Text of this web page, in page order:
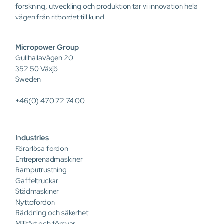
forskning, utveckling och produktion tar vi innovation hela
vägen från ritbordet till kund.
Micropower Group
Gullhallavägen 20
352 50 Växjö
Sweden
+46(0) 470 72 74 00
Industries
Förarlösa fordon
Entreprenadmaskiner
Ramputrustning
Gaffeltruckar
Städmaskiner
Nyttofordon
Räddning och säkerhet